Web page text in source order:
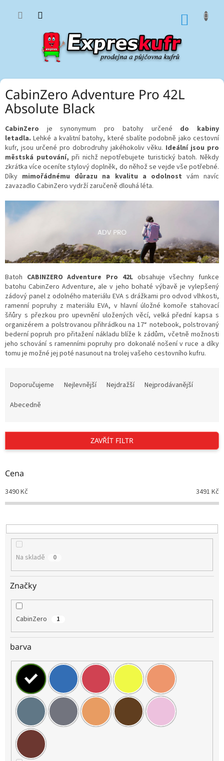
CabinZero Adventure Pro 42L
Absolute Black
CabinZero je synonymum pro batohy určené do kabiny
letadla. Lehké a kvalitní batohy, které sbalíte podobně jako cestovní
kufr, jsou určené pro dobrodruhy jakéhokoliv věku. Ideální jsou pro
městská putování, při nichž nepotřebujete turistický batoh. Někdy
zkrátka více oceníte stylový doplněk, do něhož se vejde vše potřebné.
Díky mimořádnému důrazu na kvalitu a odolnost vám navíc
zavazadlo CabinZero vydrží zaručeně dlouhá léta.
Batoh CABINZERO Adventure Pro 42Lobsahuje všechny funkce
batohu CabinZero Adventure, ale v jeho bohaté výbavě je vylepšený
zádový panel z odolného materiálu EVA s drážkami pro odvod vlhkosti,
ramenní popruhy z materiálu EVA, v hlavní úložné komoře stahovací
šňůry s přezkou pro upevnění uložených věcí, velká přední kapsa s
organizérem a polstrovanou přihrádkou na 17“ notebook, polstrovaný
bederní popruh pro přitažení nákladu blíže k zádům, včetně možnosti
jeho schování s ramenními popruhy pro dokonalé nošení v ruce a díky
tomu je možné jej poté nasunout na trolej vašeho cestovního kufru.
r
d
k
t
Doporučujeme Nejlevnější Nejdražší
Nejprodávanější
Abecedně
ZAVŘÍT FILTR
Cena
3490Kč 3491 Kč
Na skladě 0
Značky
CabinZero 1
barva